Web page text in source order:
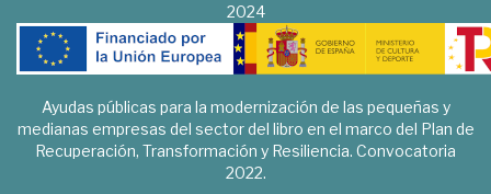
2024
Ayudas públicas para la modernización de las pequeñas y
medianas empresas del sector del libro en el marco del Plan de
Recuperación, Transformación y Resiliencia. Convocatoria
2022.